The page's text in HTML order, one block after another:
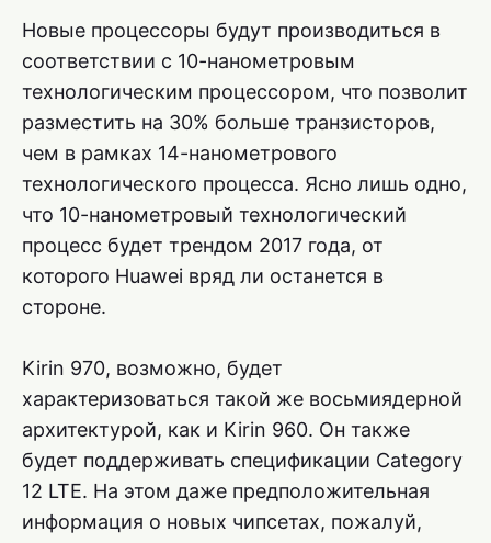
Новые процессоры будут производиться в
соответствии с 10-нанометровым
технологическим процессором, что позволит
разместить на 30% больше транзисторов,
чем в рамках 14-нанометрового
технологического процесса. Ясно лишь одно,
что 10-нанометровый технологический
процесс будет трендом 2017 года, от
которого Huawei вряд ли останется в
стороне.
Kirin 970, возможно, будет
характеризоваться такой же восьмиядерной
архитектурой, как и Kirin 960. Он также
будет поддерживать спецификации Category
12 LTE. На этом даже предположительная
информация о новых чипсетах, пожалуй,